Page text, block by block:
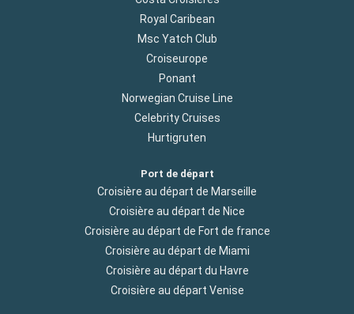
Royal Caribean
Msc Yatch Club
Croiseurope
Ponant
Norwegian Cruise Line
Celebrity Cruises
Hurtigruten
Port de départ
Croisière au départ de Marseille
Croisière au départ de Nice
Croisière au départ de Fort de france
Croisière au départ de Miami
Croisière au départ du Havre
Croisière au départ Venise